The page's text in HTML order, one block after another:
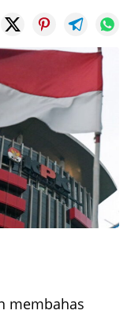
membahas